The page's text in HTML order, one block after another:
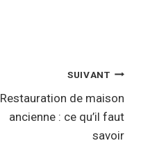
SUIVANT
Restauration de maison
ancienne : ce qu’il faut
savoir